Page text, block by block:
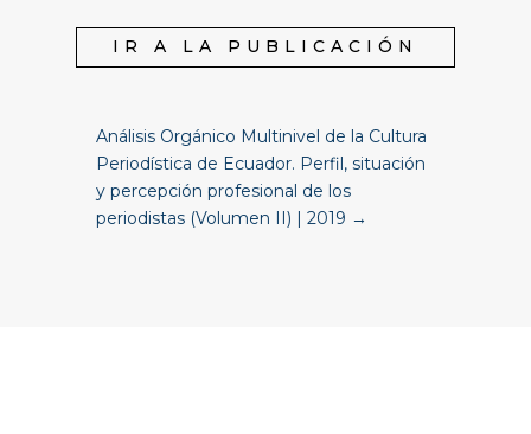
IR A LA PUBLICACIÓN
Análisis Orgánico Multinivel de la Cultura
Periodística de Ecuador. Perfil, situación
y percepción profesional de los
periodistas (Volumen II) | 2019 →